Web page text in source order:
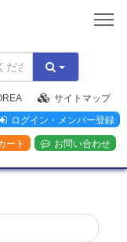
サイトマップ
ログイン・メンバー登録
ート お問い合わせ